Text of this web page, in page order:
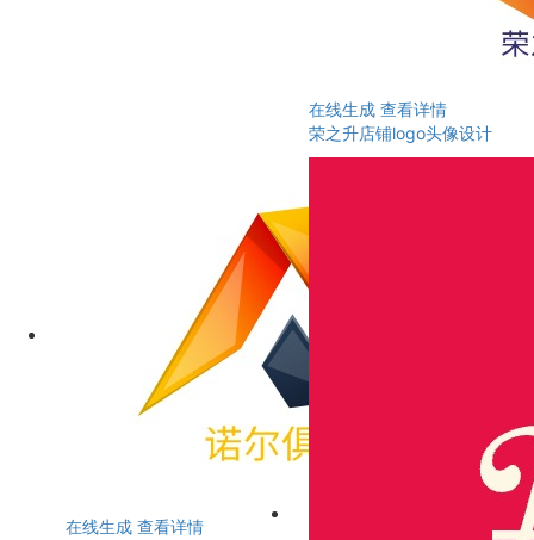
在线生成 查看详情
荣之升店铺logo头像设计
在线生成 查看详情